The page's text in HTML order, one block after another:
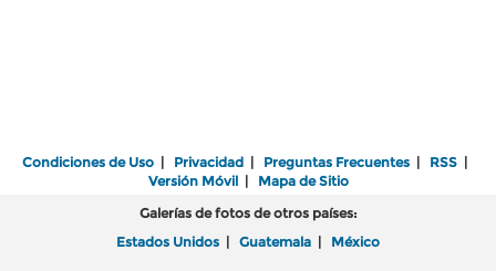
Condiciones de Uso | Privacidad | Preguntas Frecuentes | RSS |
Versión Móvil| Mapa de Sitio
Galerías de fotos de otros países:
Estados Unidos | Guatemala | México